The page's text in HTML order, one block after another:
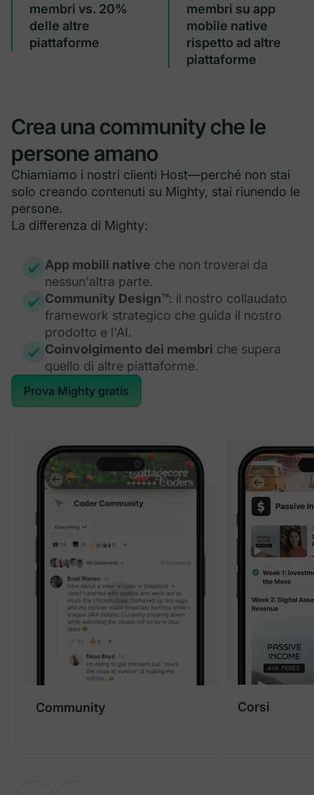
membri vs. 20%
delle altre
piattaforme
membri su app
mobile native
rispetto ad altre
piattaforme
Crea una community che le
persone amano
Chiamiamo i nostri clienti Host—perché non stai
solo creando contenuti su Mighty, stai riunendo le
persone.
La differenza di Mighty:
App mobili native che non troverai da
nessun'altra parte.
Community Design™: il nostro collaudato
framework strategico che guida il nostro
prodotto e l'AI.
Coinvolgimento dei membri che supera
quello di altre piattaforme.
Prova Mighty gratis
Community
Community Corsi